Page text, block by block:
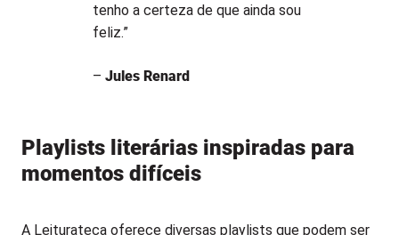
tenho a certeza de que ainda sou
feliz.”
– Jules Renard
Playlists literárias inspiradas para
momentos difíceis
A Leiturateca oferece diversas playlists que podem ser